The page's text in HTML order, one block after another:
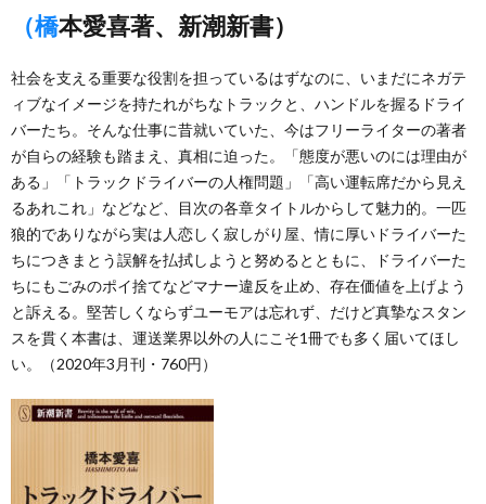
（橋本愛喜著、新潮新書）
社会を支える重要な役割を担っているはずなのに、いまだにネガテ
ィブなイメージを持たれがちなトラックと、ハンドルを握るドライ
バーたち。そんな仕事に昔就いていた、今はフリーライターの著者
が自らの経験も踏まえ、真相に迫った。「態度が悪いのには理由が
ある」「トラックドライバーの人権問題」「高い運転席だから見え
るあれこれ」などなど、目次の各章タイトルからして魅力的。一匹
狼的でありながら実は人恋しく寂しがり屋、情に厚いドライバーた
ちにつきまとう誤解を払拭しようと努めるとともに、ドライバーた
ちにもごみのポイ捨てなどマナー違反を止め、存在価値を上げよう
と訴える。堅苦しくならずユーモアは忘れず、だけど真摯なスタン
スを貫く本書は、運送業界以外の人にこそ1冊でも多く届いてほし
い。（2020年3月刊・760円）